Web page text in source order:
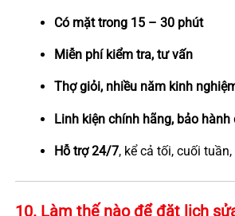
Có mặt trong 15 – 30 phút
Miễn phí kiểm tra, tư vấn
Thợ giỏi, nhiều năm kinh
Linh kiện chính hãng, bảo hành
Hỗ trợ 24/7, kể cả tối, cuối
10. Làm thế nào để đặt lịch